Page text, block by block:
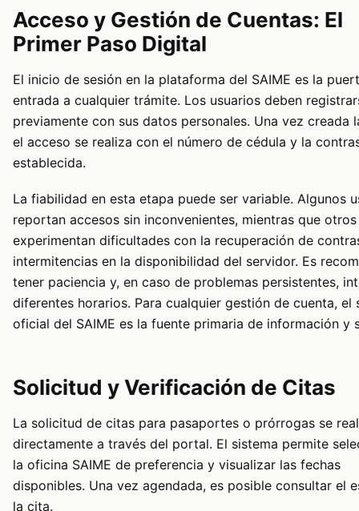
Acceso y Gestión de Cuentas: El
Primer Paso Digital
El inicio de sesión en la plataforma del SAIME es la
entrada a cualquier trámite. Los usuarios deben
previamente con sus datos personales. Una vez creada
el acceso se realiza con el número de cédula y la
establecida.
La fiabilidad en esta etapa puede ser variable. Algunos
reportan accesos sin inconvenientes, mientras que otros
experimentan dificultades con la recuperación de
intermitencias en la disponibilidad del servidor. Es
tener paciencia y, en caso de problemas persistentes,
diferentes horarios. Para cualquier gestión de cuenta, el
oficial del SAIME es la fuente primaria de información y
Solicitud y Verificación de Citas
La solicitud de citas para pasaportes o prórrogas se
directamente a través del portal. El sistema permite
la oficina SAIME de preferencia y visualizar las fechas
disponibles. Una vez agendada, es posible consultar el
la cita.